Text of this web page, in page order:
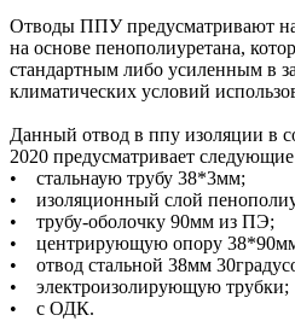
Отводы ППУ предусматривают
на основе пенополиуретана,
стандартным либо усиленным в
климатических условий
Данный отвод в ппу изоляции в
2020 предусматривает
• стальнаую трубу 38*3мм;
• изоляционный слой
• трубу-оболочку 90мм из ПЭ;
• центрирующую опору
• отвод стальной 38мм
• электроизолирующую трубки;
• с ОДК.